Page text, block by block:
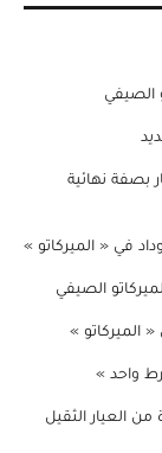
الصيفي
بصفة نهائية
في « الميركاتو »
الصيفي
الميركاتو »
واحد »
العيار الثقيل